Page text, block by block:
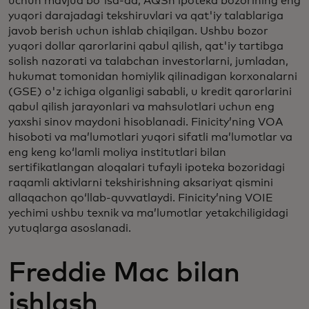
yuqori darajadagi tekshiruvlari va qat'iy talablariga
javob berish uchun ishlab chiqilgan. Ushbu bozor
yuqori dollar qarorlarini qabul qilish, qat'iy tartibga
solish nazorati va talabchan investorlarni, jumladan,
hukumat tomonidan homiylik qilinadigan korxonalarni
(GSE) o'z ichiga olganligi sababli, u kredit qarorlarini
qabul qilish jarayonlari va mahsulotlari uchun eng
yaxshi sinov maydoni hisoblanadi. Finicity’ning VOA
hisoboti va ma’lumotlari yuqori sifatli ma’lumotlar va
eng keng ko‘lamli moliya institutlari bilan
sertifikatlangan aloqalari tufayli ipoteka bozoridagi
raqamli aktivlarni tekshirishning aksariyat qismini
allaqachon qo‘llab-quvvatlaydi. Finicity’ning VOIE
yechimi ushbu texnik va ma’lumotlar yetakchiligidagi
yutuqlarga asoslanadi.
Freddie Mac bilan
ishlash